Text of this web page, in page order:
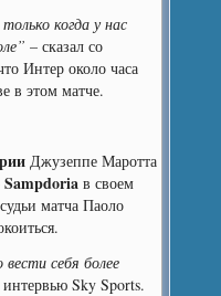
когда у нас
– сказал со
Интер около часа
в этом матче.
Джузеппе Маротта
Sampdoria в своем
матча Паоло
себя более
Sky Sports.